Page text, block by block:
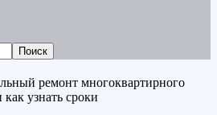
ремонт многоквартирного
узнать сроки